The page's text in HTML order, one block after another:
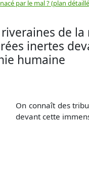
par le mal ? (plan
de
inertes
humaine
On connaît des
devant cette